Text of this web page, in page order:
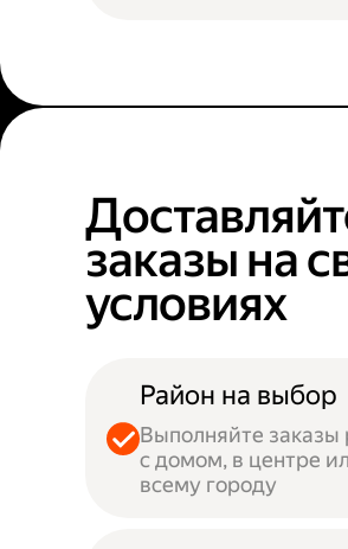
заказы на
условиях
Район на выбор
Выполняйте заказы
с домом, в центре
всему городу